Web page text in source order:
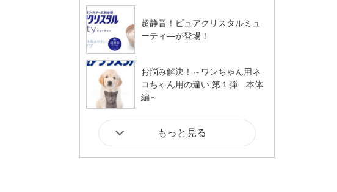
超静音！ピュアクリスタルミュ
ーティ―が登場！
お悩み解決！～ワンちゃん用ネ
コちゃん用の違い 第１弾 本体
編～
もっと見る